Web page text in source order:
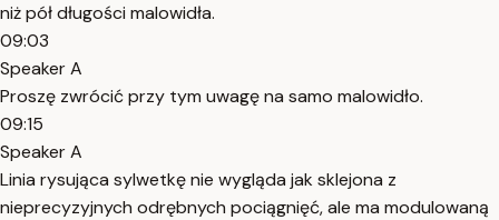
niż pół długości malowidła.
09:03
Speaker A
Proszę zwrócić przy tym uwagę na samo malowidło.
09:15
Speaker A
Linia rysująca sylwetkę nie wygląda jak sklejona z
nieprecyzyjnych odrębnych pociągnięć, ale ma modulowaną